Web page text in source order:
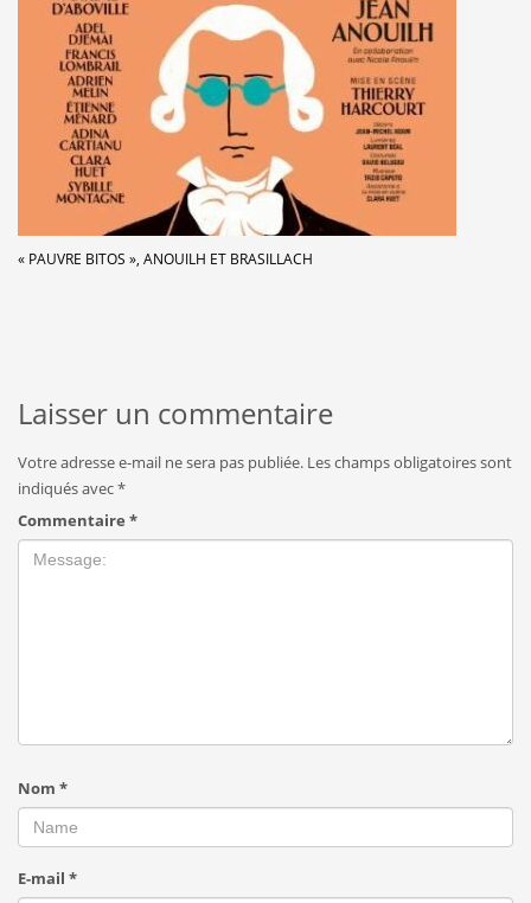
« PAUVRE BITOS », ANOUILH ET BRASILLACH
Laisser un commentaire
Votre adresse e-mail ne sera pas publiée. Les champs obligatoires sont
indiqués avec*
Commentaire *
Nom *
E-mail *